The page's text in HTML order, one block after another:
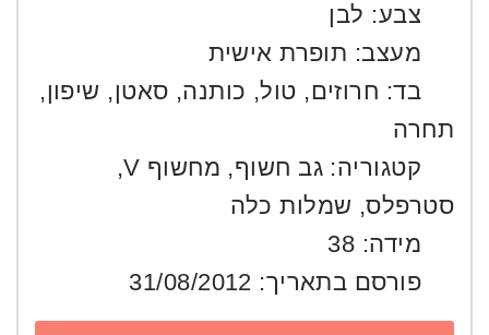
צבע: לבן
מעצב: תופרת אישית
בד: חרוזים, טול, כותנה, סאטן, שיפון,
תחרה
קטגוריה: גב חשוף, מחשוף V
,
סטרפלס, שמלות כלה
מידה: 38
פורסם בתאריך: 31/08/2012